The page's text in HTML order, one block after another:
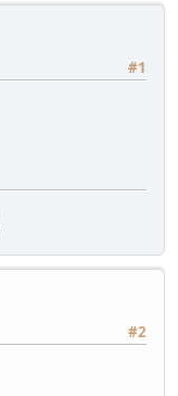
#1
#2